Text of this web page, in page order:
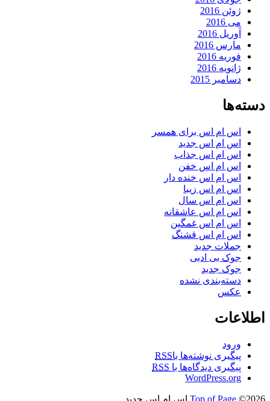
ژوئن 2016
می 2016
آوریل 2016
مارس 2016
فوریه 2016
ژانویه 2016
دسامبر 2015
دسته‌ها
اس ام اس برای همسر
اس ام اس جدید
اس ام اس جذاب
اس ام اس خفن
اس ام اس خنده دار
اس ام اس زیبا
اس ام اس سال
اس ام اس عاشقانه
اس ام اس غمگین
اس ام اس قشنگ
جملات جدید
جوک بی ادبی
جوک جدید
دسته‌بندی نشده
عکس
اطلاعات
ورود
پیگیری نوشته‌ها باRSS
پیگیری دیدگاه‌ها با RSS
WordPress.org
Top of Page ©2026 اس ام اس جدید